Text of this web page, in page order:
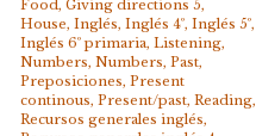
Food, Giving directions 5,
House, Inglés, Inglés 4º, Inglés 5º,
Inglés 6º primaria, Listening,
Numbers, Numbers, Past,
Preposiciones, Present
continous, Present/past, Reading,
Recursos generales inglés,